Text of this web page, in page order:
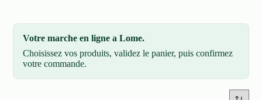
Votre marche en ligne a Lome.
Choisissez vos produits, validez le panier, puis confirmez
votre commande.